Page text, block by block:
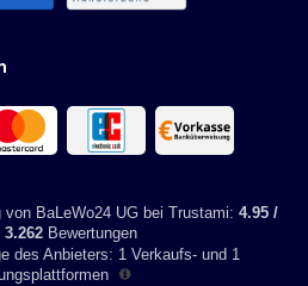
Stahl
BaLeWo24 UG bei Trustami: 4.95 /
3.262 Bewertungen
des Anbieters: 1 Verkaufs- und 1